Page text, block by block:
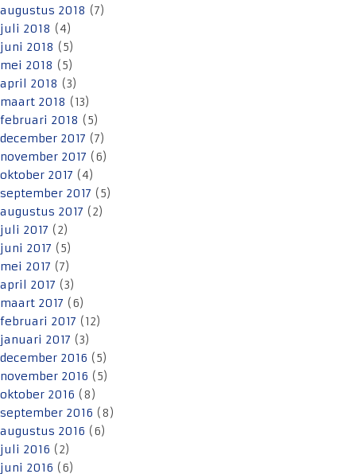
augustus 2018 (7)
juli 2018 (4)
juni 2018 (5)
mei 2018 (5)
april 2018 (3)
maart 2018 (13)
februari 2018 (5)
december 2017 (7)
november 2017 (6)
oktober 2017 (4)
september 2017 (5)
augustus 2017 (2)
juli 2017 (2)
juni 2017 (5)
mei 2017 (7)
april 2017 (3)
maart 2017 (6)
februari 2017 (12)
januari 2017 (3)
december 2016 (5)
november 2016 (5)
oktober 2016 (8)
september 2016 (8)
augustus 2016 (6)
juli 2016 (2)
juni 2016 (6)